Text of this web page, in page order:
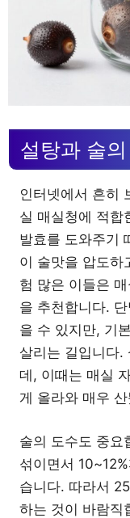
설탕과 술
인터넷에서 흔히
실 매실청에 적합
발효를 도와주기
이 술맛을 압도하
험 많은 이들은
을 추천합니다.
을 수 있지만, 기
살리는 길입니다.
데, 이때는 매실
게 올라와 매우
술의 도수도 중요
섞이면서
습니다. 따라서
하는 것이 바람직